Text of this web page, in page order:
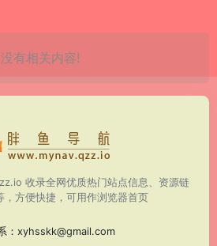
没有相关内容!
收录全网优质热门站点信息、资源链
，方便快捷，可用作浏览器首页
： xyhsskk@gmail.com